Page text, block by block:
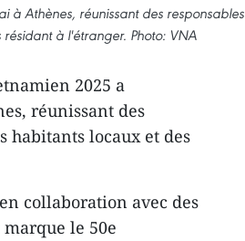
à Athènes, réunissant des responsables
à l'étranger. Photo: VNA
2025 a
réunissant des
habitants locaux et des
collaboration avec des
le 50e